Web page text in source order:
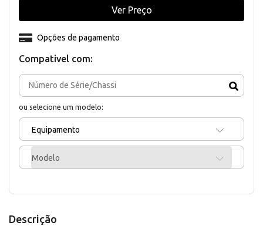
Compativel com:
ou selecione um modelo:
Equipamento
Modelo
Opções de pagamento
Ver Preço
Descrição